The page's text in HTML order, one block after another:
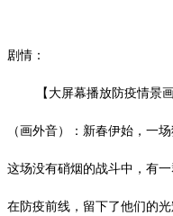
剧情：
【大屏幕播放防疫情景
（画外音）：新春伊始，一
这场没有硝烟的战斗中，有
在防疫前线，留下了他们的光